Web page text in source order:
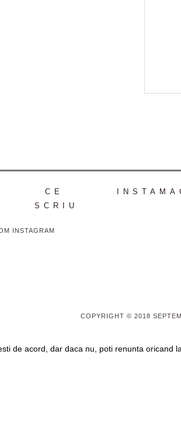
CE
SCRIU
INSTAGRAM
COPYRIGHT © 2018
de acord, dar daca nu, poti renunta oricand